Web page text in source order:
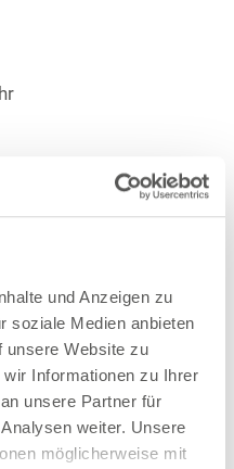
und Anzeigen zu
soziale Medien anbieten
unsere Website zu
Informationen zu Ihrer
unsere Partner für
weiter. Unsere
möglicherweise mit
1 Anime T-Shirts
Biebrich